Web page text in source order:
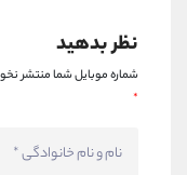
نظر بدهید
شماره موبایل شما منتشر
*